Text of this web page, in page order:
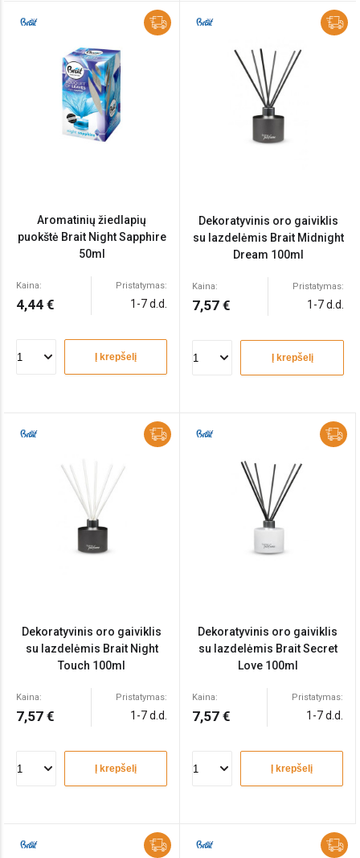
Aromatinių žiedlapių
puokštė Brait Night Sapphire
50ml
Kaina:
4,44 €
Pristatymas:
1-7 d.d.
Į krepšelį
Dekoratyvinis oro gaiviklis
su lazdelėmis Brait Midnight
Dream 100ml
Kaina:
7,57 €
Pristatymas:
1-7 d.d.
Į krepšelį
Dekoratyvinis oro gaiviklis
su lazdelėmis Brait Night
Touch 100ml
Kaina:
7,57 €
Pristatymas:
1-7 d.d.
Į krepšelį
Dekoratyvinis oro gaiviklis
su lazdelėmis Brait Secret
Love 100ml
Kaina:
7,57 €
Pristatymas:
1-7 d.d.
Į krepšelį